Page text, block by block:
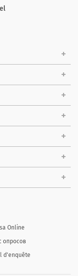
Online
опросов
d'enquête